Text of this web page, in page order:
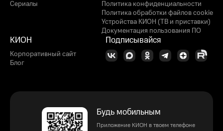
Сериалы
Политика конфиденциальности
Политика обработки файлов cookie
Устройства КИОН (ТВ и приставки)
Документация пользования ПО
КИОН
Корпоративный сайт
Блог
Подписывайся
Будь мобильным
Приложение КИОН в твоем телефоне